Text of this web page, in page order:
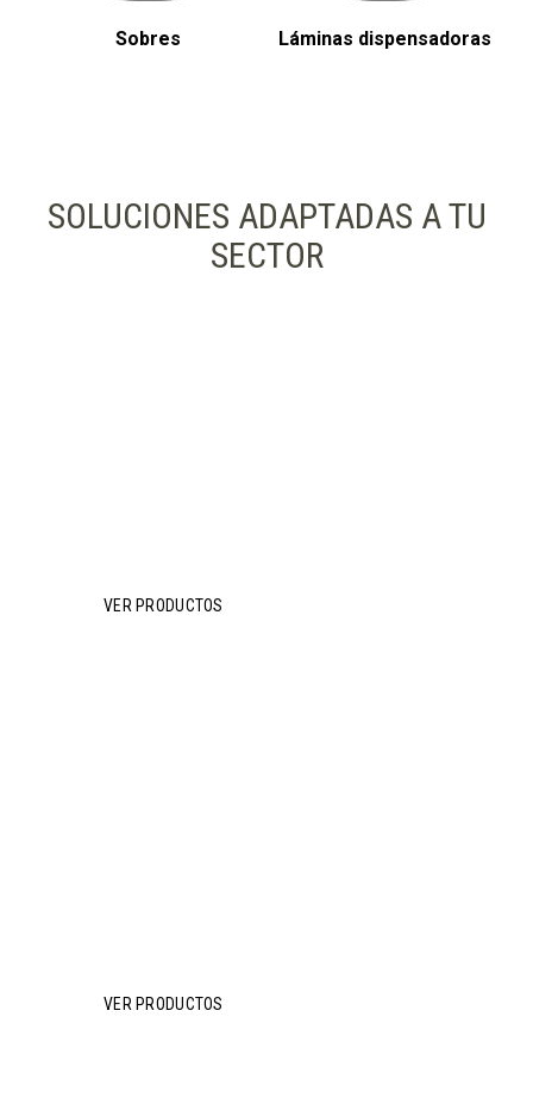
Sobres Láminas dispensadoras
SOLUCIONES ADAPTADAS A TU
SECTOR
VER PRODUCTOS
VER PRODUCTOS